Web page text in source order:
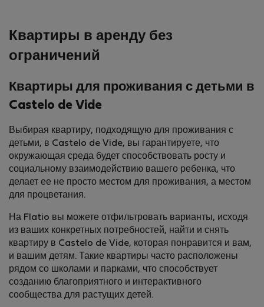
Квартиры в аренду без
ограничений
Квартиры для проживания с детьми в
Castelo de Vide
Выбирая квартиру, подходящую для проживания с
детьми, в Castelo de Vide, вы гарантируете, что
окружающая среда будет способствовать росту и
социальному взаимодействию вашего ребенка, что
делает ее не просто местом для проживания, а местом
для процветания.
На Flatio вы можете отфильтровать варианты, исходя
из ваших конкретных потребностей, найти и снять
квартиру в Castelo de Vide, которая понравится и вам,
и вашим детям. Такие квартиры часто расположены
рядом со школами и парками, что способствует
созданию благоприятного и интерактивного
сообщества для растущих детей.